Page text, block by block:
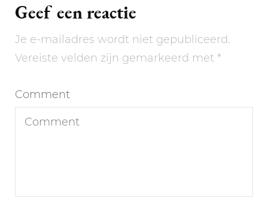
Geef een reactie
Je e-mailadres wordt niet gepubliceerd.
Vereiste velden zijn gemarkeerd met *
Comment